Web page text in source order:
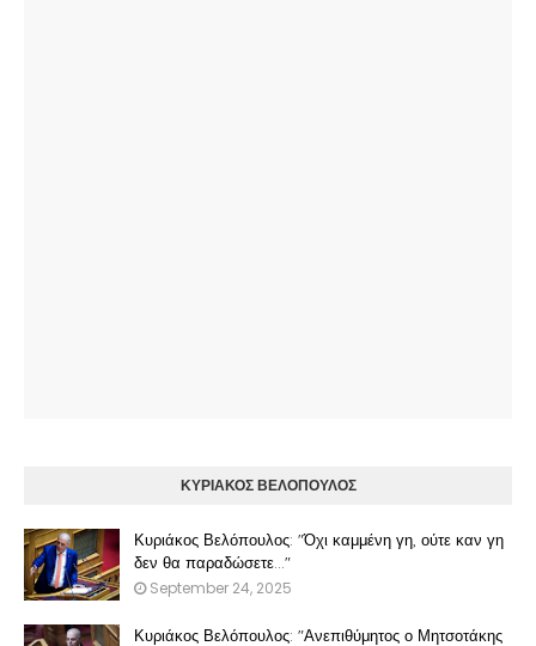
ΚΥΡΙΑΚΟΣ ΒΕΛΟΠΟΥΛΟΣ
Κυριάκος Βελόπουλος: "Όχι καμμένη γη, ούτε καν γη
δεν θα παραδώσετε..."
September 24, 2025
Κυριάκος Βελόπουλος: "Ανεπιθύμητος ο Μητσοτάκης